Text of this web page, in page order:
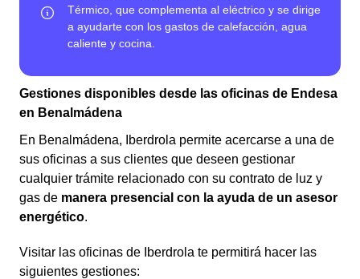
Gestiones disponibles desde las oficinas de Endesa
en Benalmádena
En Benalmádena, Iberdrola permite acercarse a una de
sus oficinas a sus clientes que deseen gestionar
cualquier trámite relacionado con su contrato de luz y
gas de manera presencial con la ayuda de un asesor
energético.
Visitar las oficinas de Iberdrola te permitirá hacer las
siguientes gestiones: